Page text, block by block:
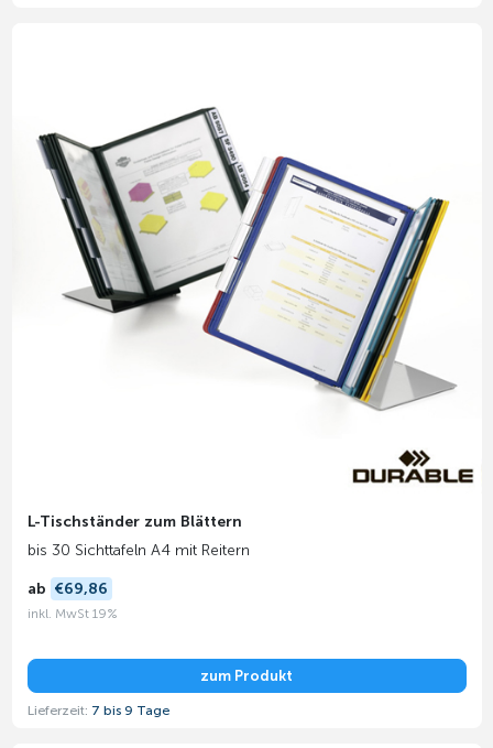
L-Tischständer zum Blättern
bis 30 Sichttafeln A4 mit Reitern
ab €69,86
inkl. MwSt 19%
zum Produkt
Lieferzeit: 7 bis 9 Tage